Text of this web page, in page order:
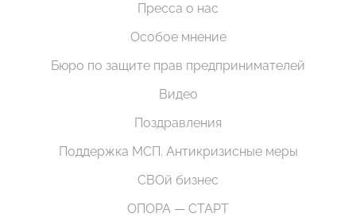
Пресса о нас
Особое мнение
Бюро по защите прав предпринимателей
Видео
Поздравления
Поддержка МСП. Антикризисные меры
СВОй бизнес
ОПОРА — СТАРТ